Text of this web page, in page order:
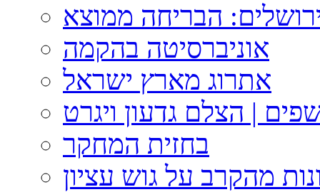
הבריחה ממוצא
אוניברסיטה בהקמה
אתרוג מארץ ישראל
| הצלם גדעון ויגרט
בחזית המחקר
מהקרב על גוש עציון